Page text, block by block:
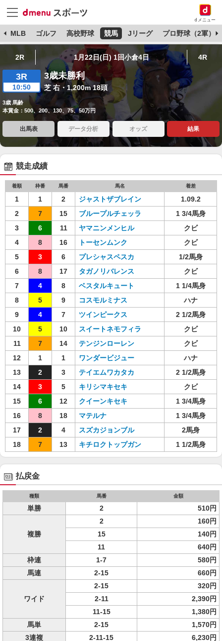
dメニュー
MLB ゴルフ 高校野球 競馬 Jリーグ プロ野球（2軍）
2R 1月22日(日) 1回小倉4日 4R
3R
10:50
3歳未勝利
芝 右・1,200m 18頭
3歳 馬齢
本賞金：500、200、130、75、50万円
出馬表 データ分析 オッズ 結果
競走成績
着順 枠番 馬番 馬名 着差
1 1 2 ジャストザブレイン
1.09.2
2
7 15 ブループルチェッラ
1 3/4馬身
3
6 11 ヤマニンメンヒル
クビ
4
8 16 トーセンムンク
クビ
5
3 6 プレシャスペスカ
1/2馬身
6
8 17 タガノリバレンス
クビ
7
4 8 ベスタルキュート
1 1/4馬身
8
5 9 コスモルミナス
ハナ
9
4 7 ツインピークス
2 1/2馬身
10
5 10 スイートネモフィラ
クビ
11
7 14 テンジンローレン
クビ
12
1 1 ワンダービジュー
ハナ
13
2 3 テイエムワカタカ
2 1/2馬身
14
3 5 キリシマキセキ
クビ
15
6 12 クイーンキセキ
1 3/4馬身
16
8 18 マテルナ
1 3/4馬身
17
2 4 スズカジョンブル
2馬身
18
7 13 キチロクトップガン 1 1/2馬身
払戻金
種類 馬番 金額
単勝 2 510円
複勝
2
160円
15
140円
11
640円
枠連
1-7
580円
馬連
2-15 660円
ワイド
2-15
320円
2-11
2,390円
11-15
1,380円
馬単
2-15
1,570円
3連複
2-11-15
6,230円